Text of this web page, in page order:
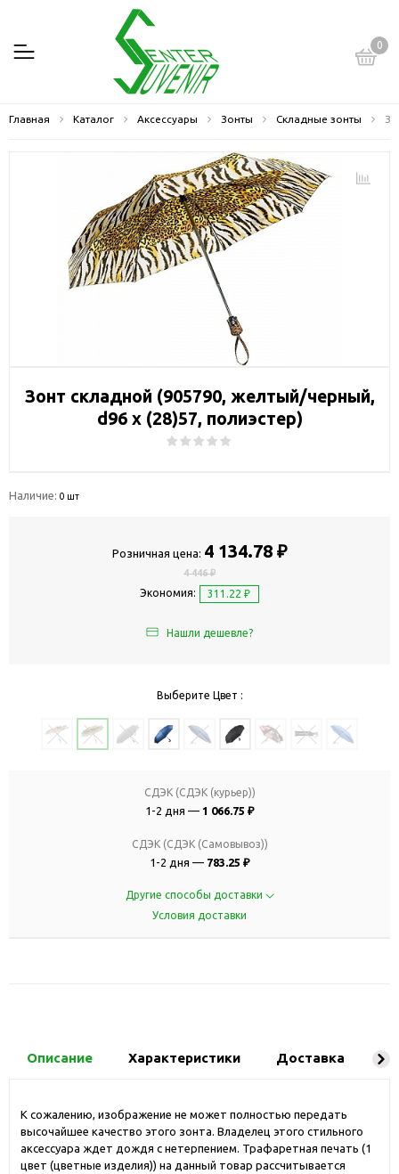
0
Главная Каталог Аксессуары Зонты Складные зонты
Зонт складной (905790, желтый/черный,
d96 х (28)57, полиэстер)
Наличие: 0 шт
Розничная цена: 4 134.78 ₽
4 446 ₽
Экономия: 311.22 ₽
Нашли дешевле?
Выберите Цвет :
СДЭК (СДЭК (курьер))
1-2 дня — 1 066.75 ₽
СДЭК (СДЭК (Самовывоз))
1-2 дня — 783.25 ₽
Другие способы доставки
Условия доставки
Описание Характеристики Доставка
К сожалению, изображение не может полностью передать
высочайшее качество этого зонта. Владелец этого стильного
аксессуара ждет дождя с нетерпением. Трафаретная печать (1
цвет (цветные изделия)) на данный товар рассчитывается